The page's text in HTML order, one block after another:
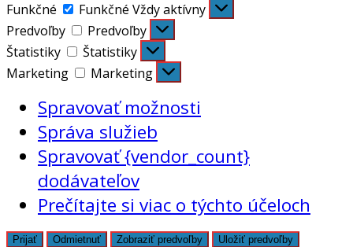
Funkčné
Funkčné Vždy aktívny
Predvoľby
Predvoľby
Štatistiky
Štatistiky
Marketing
Marketing
Spravovať možnosti
Správa služieb
Spravovať {vendor_count}
dodávateľov
Prečítajte si viac o týchto účeloch
Prijať Odmietnuť Zobraziť predvoľby Uložiť predvoľby